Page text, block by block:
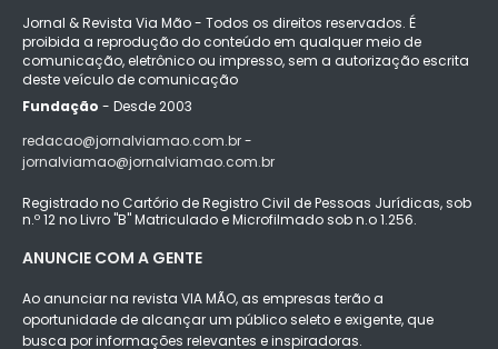
Jornal & Revista Via Mão - Todos os direitos reservados. É
proibida a reprodução do conteúdo em qualquer meio de
comunicação, eletrônico ou impresso, sem a autorização escrita
deste veículo de comunicação
Fundação - Desde 2003
redacao@jornalviamao.com.br -
jornalviamao@jornalviamao.com.br
Registrado no Cartório de Registro Civil de Pessoas Jurídicas, sob
n.º 12 no Livro "B" Matriculado e Microfilmado sob n.o 1.256.
ANUNCIE COM A GENTE
Ao anunciar na revista VIA MÃO, as empresas terão a
oportunidade de alcançar um público seleto e exigente, que
busca por informações relevantes e inspiradoras.